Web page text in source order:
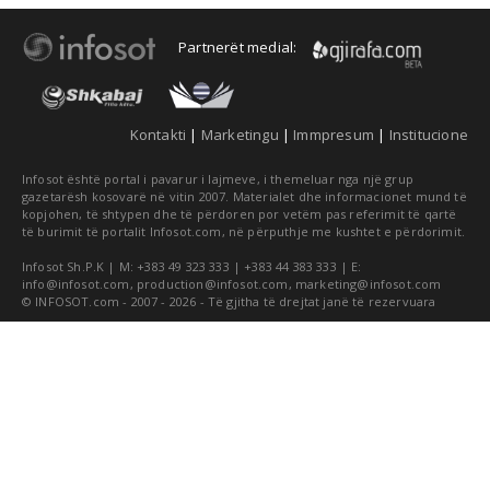
Partnerët medial:
Kontakti | Marketingu | Immpresum | Institucione
Infosot është portal i pavarur i lajmeve, i themeluar nga një grup
gazetarësh kosovarë në vitin 2007. Materialet dhe informacionet mund të
kopjohen, të shtypen dhe të përdoren por vetëm pas referimit të qartë
të burimit të portalit Infosot.com, në përputhje me kushtet e përdorimit.
Infosot Sh.P.K | M: +383 49 323 333 | +383 44 383 333 | E:
info@infosot.com , production@infosot.com , marketing@infosot.com
© INFOSOT.com - 2007 - 2026 - Të gjitha të drejtat janë të rezervuara